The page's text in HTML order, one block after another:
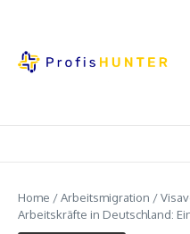
Home /Arbeitsmigration /
Arbeitskräfte in Deutschland: